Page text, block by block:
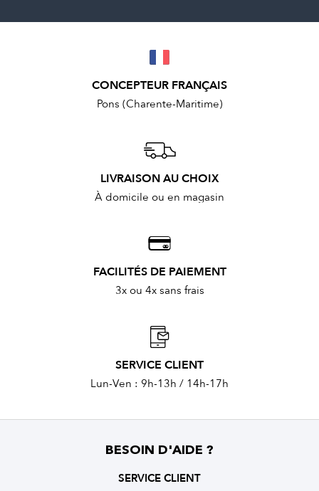
CONCEPTEUR FRANÇAIS
Pons (Charente-Maritime)
LIVRAISON AU CHOIX
À domicile ou en magasin
FACILITÉS DE PAIEMENT
3x ou 4x sans frais
SERVICE CLIENT
Lun-Ven : 9h-13h / 14h-17h
BESOIN D'AIDE ?
SERVICE CLIENT